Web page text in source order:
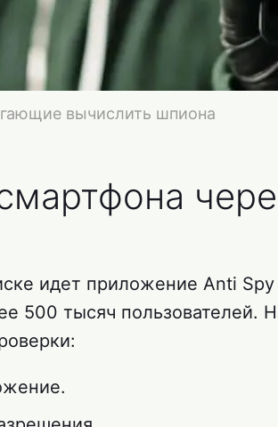
вычислить шпиона
идет приложение Anti Spy
500 тысяч пользователей.